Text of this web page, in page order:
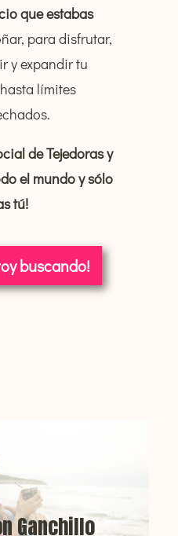
que estabas
para disfrutar,
y expandir tu
límites
de Tejedoras y
el mundo y sólo
tú!
buscando!
Ganchillo